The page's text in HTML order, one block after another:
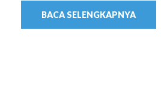
BACA SELENGKAPNYA